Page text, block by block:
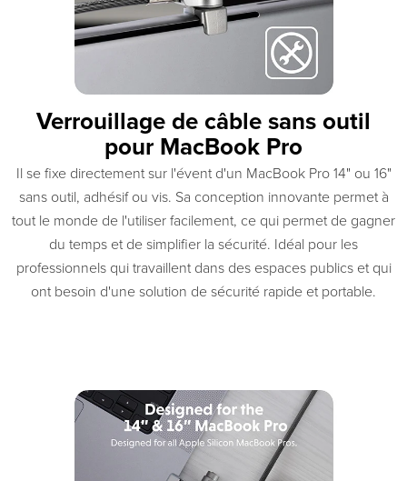
Verrouillage de câble sans outil
pour MacBook Pro
Il se fixe directement sur l'évent d'un MacBook Pro 14" ou 16"
sans outil, adhésif ou vis. Sa conception innovante permet à
tout le monde de l'utiliser facilement, ce qui permet de gagner
du temps et de simplifier la sécurité. Idéal pour les
professionnels qui travaillent dans des espaces publics et qui
ont besoin d'une solution de sécurité rapide et portable.